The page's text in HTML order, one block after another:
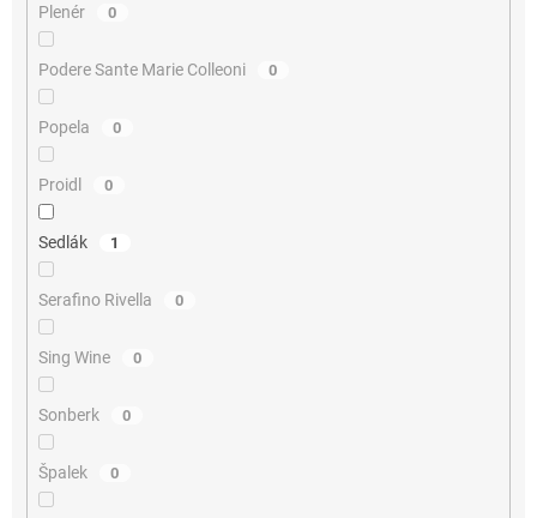
Plenér 0
Podere Sante Marie Colleoni 0
Popela 0
Proidl 0
Sedlák 1
Serafino Rivella 0
Sing Wine 0
Sonberk 0
Špalek 0